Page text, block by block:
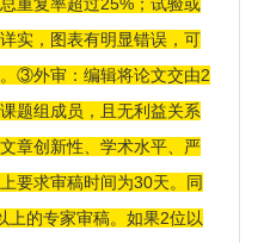
实，图表有明显错误，可
③外审：编辑将论文交由2
题组成员，且无利益关系
章创新性、学术水平、严
要求审稿时间为30天。同
上的专家审稿。如果2位以